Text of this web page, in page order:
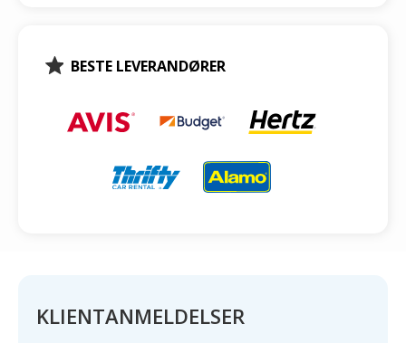
BESTE LEVERANDØRER
KLIENTANMELDELSER